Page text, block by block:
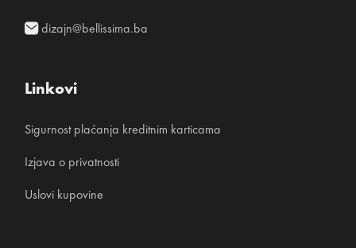
dizajn@bellissima.ba
Linkovi
Sigurnost plaćanja kreditnim karticama
Izjava o privatnosti
Uslovi kupovine